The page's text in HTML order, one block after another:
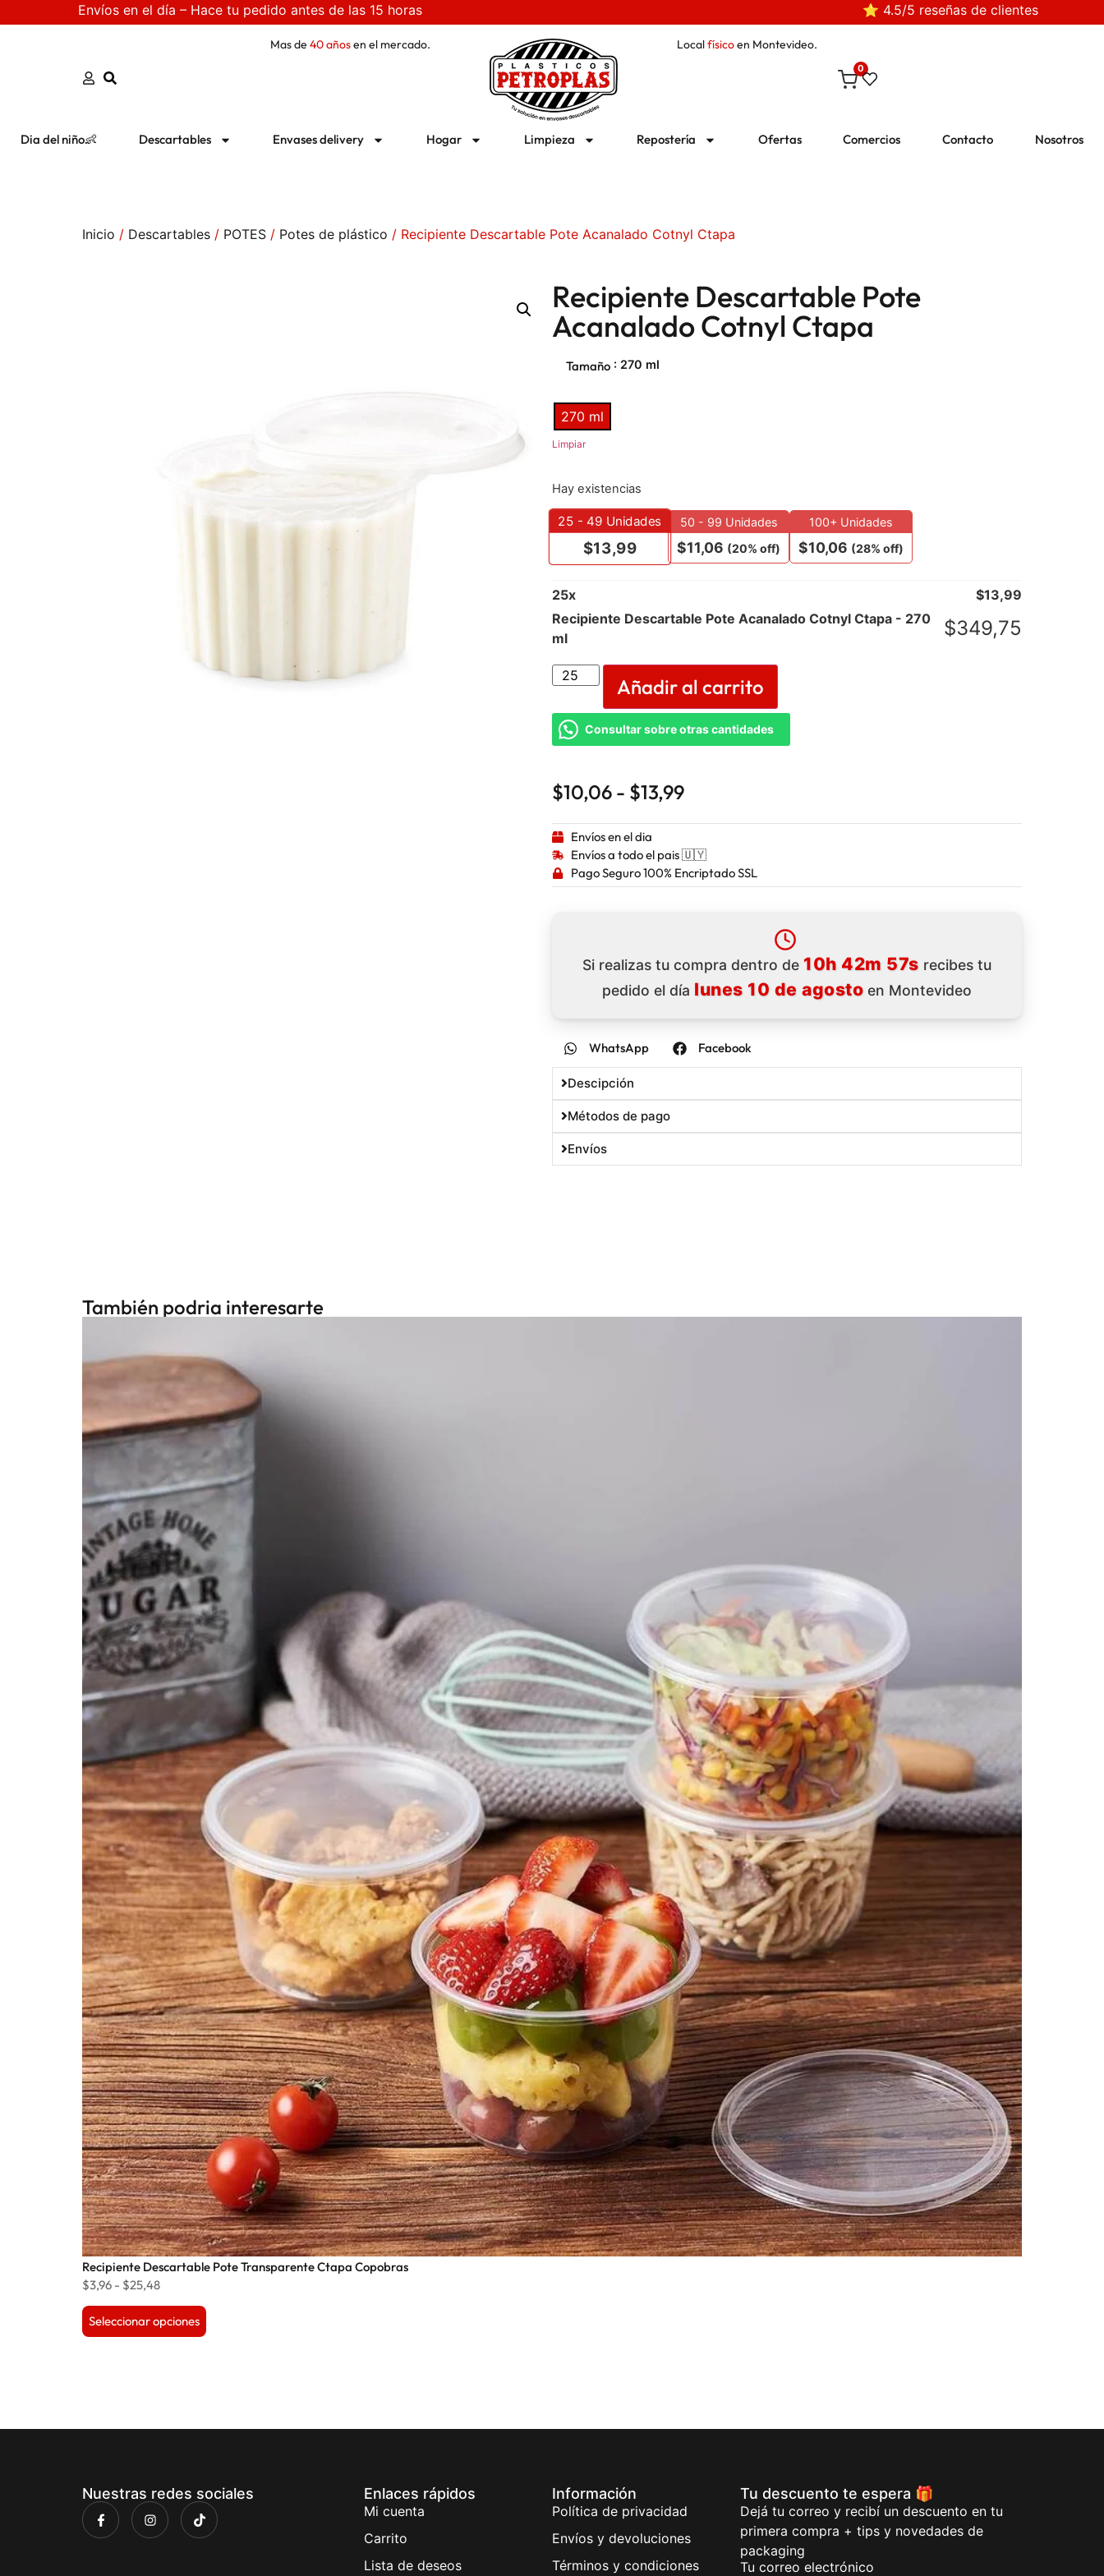
Envíos en el día – Hace tu pedido antes de las 15 horas ⭐ 4.5/5 reseñas de clientes
Mas de 40 añosen el mercado. Localfísicoen Montevideo.
0
Dia del niño👶 Descartables Envases delivery Hogar Limpieza Repostería Ofertas Comercios Contacto Nosotros
Inicio / Descartables / POTES / Potes de plástico / Recipiente Descartable Pote Acanalado Cotnyl Ctapa
Recipiente Descartable Pote
Acanalado Cotnyl Ctapa
Tamaño : 270 ml
270 ml
Limpiar
Hay existencias
25 - 49 Unidades
$13,99
50 - 99 Unidades
$11,06 (20% off)
100+ Unidades
$10,06 (28% off)
25x $13,99
Recipiente Descartable Pote Acanalado Cotnyl Ctapa - 270
ml
$349,75
Añadir al carrito
Consultar sobre otras cantidades
$10,06 - $13,99
Envíos en el dia
Envíos a todo el pais 🇺🇾
Pago Seguro 100% Encriptado SSL
Si realizas tu compra dentro de 10h 42m 55s recibes tu
pedido el día lunes 10 de agosto en Montevideo
WhatsApp Facebook
Descipción
Métodos de pago
Envíos
También podria interesarte
Recipiente Descartable Pote Transparente Ctapa Copobras
$3,96 - $25,48
Seleccionar opciones
Nuestras redes sociales Enlaces rápidos
Mi cuenta
Carrito
Lista de deseos
Información
Política de privacidad
Envíos y devoluciones
Términos y condiciones
Tu descuento te espera 🎁
Dejá tu correo y recibí un descuento en tu
primera compra + tips y novedades de
packaging
Tu correo electrónico
10% OFF